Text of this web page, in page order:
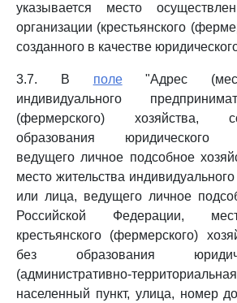
указывается место
организации (крестьянского
созданного в качестве
3.7. В поле"Адрес
индивидуального
(фермерского) хозяйства,
образования юридического
ведущего личное подсобное
место жительства
или лица, ведущего личное
Российской Федерации,
крестьянского (фермерского)
без образования
(административно-
населенный пункт, улица, номер